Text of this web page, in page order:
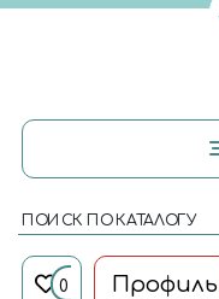
ПОИСК ПО КАТАЛОГУ
0 Профиль